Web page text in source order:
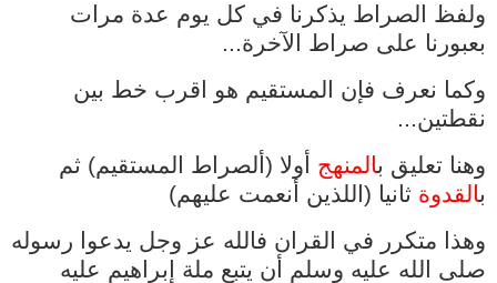
ولفظ الصراط يذكرنا في كل يوم عدة مرات
بعبورنا على صراط الآخرة...
وكما نعرف فإن المستقيم هو اقرب خط بين
نقطتين...
وهنا تعليق بالمنهج أولا (ألصراط المستقيم) ثم
بالقدوة ثانيا (اللذين أنعمت عليهم)
وهذا متكرر في القران فالله عز وجل يدعوا رسوله
صلى الله عليه وسلم أن يتبع ملة إبراهيم عليه